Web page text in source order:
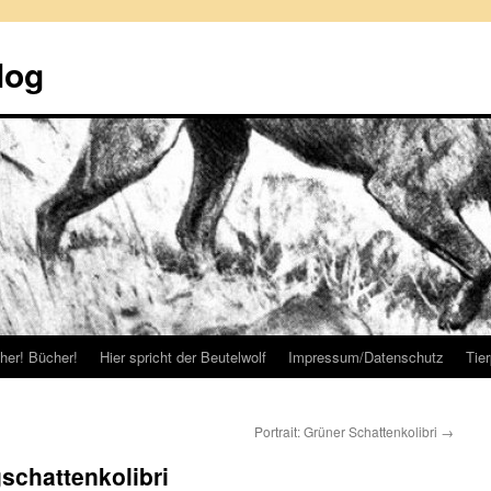
Bücher! Hier spricht der Beutelwolf Impressum/Datenschutz
Portrait: Grüner Schattenkolibri →